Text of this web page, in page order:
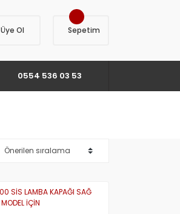
Üye Ol Sepetim
0554 536 03 53